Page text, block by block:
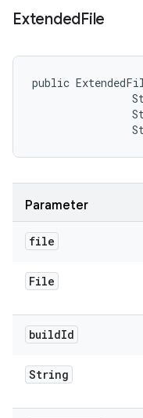
ExtendedFile
public
Parameter
file
File
buildId
String